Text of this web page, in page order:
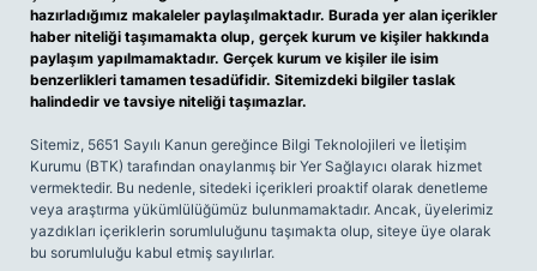
hazırladığımız makaleler paylaşılmaktadır. Burada yer alan içerikler
haber niteliği taşımamakta olup, gerçek kurum ve kişiler hakkında
paylaşım yapılmamaktadır. Gerçek kurum ve kişiler ile isim
benzerlikleri tamamen tesadüfidir. Sitemizdeki bilgiler taslak
halindedir ve tavsiye niteliği taşımazlar.
Sitemiz, 5651 Sayılı Kanun gereğince Bilgi Teknolojileri ve İletişim
Kurumu (BTK) tarafından onaylanmış bir Yer Sağlayıcı olarak hizmet
vermektedir. Bu nedenle, sitedeki içerikleri proaktif olarak denetleme
veya araştırma yükümlülüğümüz bulunmamaktadır. Ancak, üyelerimiz
yazdıkları içeriklerin sorumluluğunu taşımakta olup, siteye üye olarak
bu sorumluluğu kabul etmiş sayılırlar.